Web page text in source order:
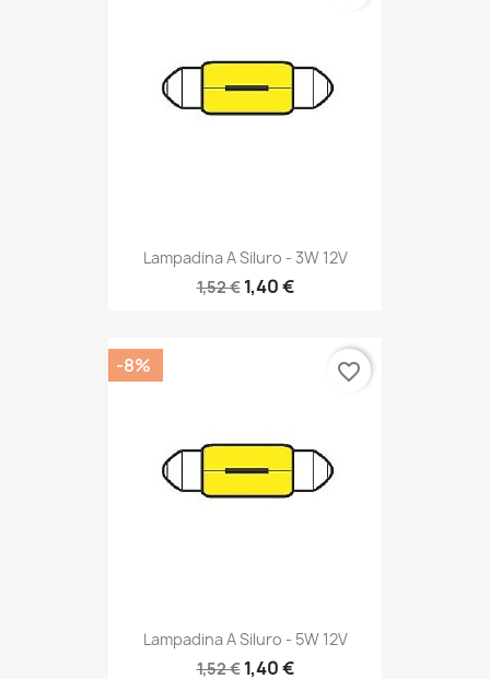
Lampadina A Siluro - 3W 12V
1,52 € 1,40 €
Lampadina A Siluro - 5W 12V
1,52 € 1,40 €
-8% favorite_border